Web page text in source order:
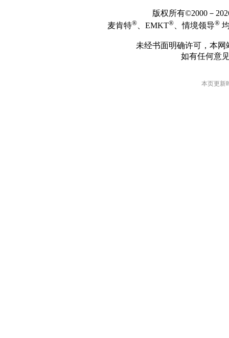
版权所有©2000－
麦肯特® 、EMKT® 、情境领导®
未经书面明确许可，本
如有任何意
本页更新